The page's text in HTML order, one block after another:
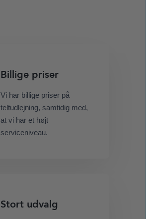
Billige priser
Vi har billige priser på
teltudlejning, samtidig med,
at vi har et højt
serviceniveau.
Stort udvalg